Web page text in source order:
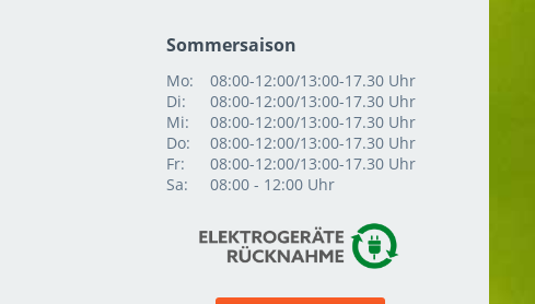
Sommersaison
Mo:
08:00-12:00/13:00-17.30 Uhr
Di:
08:00-12:00/13:00-17.30 Uhr
Mi:
08:00-12:00/13:00-17.30 Uhr
Do:
08:00-12:00/13:00-17.30 Uhr
Fr:
08:00-12:00/13:00-17.30 Uhr
Sa:
08:00 - 12:00 Uhr